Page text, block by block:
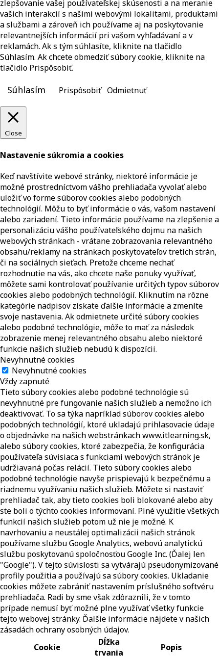
zlepšovanie vašej používateľskej skúsenosti a na meranie
vašich interakcií s našimi webovými lokalitami, produktami
a službami a zároveň ich používame aj na poskytovanie
relevantnejších informácií pri vašom vyhľadávaní a v
reklamách. Ak s tým súhlasíte, kliknite na tlačidlo
Súhlasím. Ak chcete obmedziť súbory cookie, kliknite na
tlačidlo Prispôsobiť.
Súhlasím Prispôsobiť Odmietnuť
Close
Nastavenie súkromia a cookies
Keď navštívite webové stránky, niektoré informácie je
možné prostredníctvom vášho prehliadača vyvolať alebo
uložiť vo forme súborov cookies alebo podobných
technológií. Môžu to byť informácie o vás, vašom nastavení
alebo zariadení. Tieto informácie používame na zlepšenie a
personalizáciu vášho používateľského dojmu na našich
webových stránkach - vrátane zobrazovania relevantného
obsahu/reklamy na stránkach poskytovateľov tretích strán,
či na sociálnych sieťach. Pretože chceme nechať
rozhodnutie na vás, ako chcete naše ponuky využívať,
môžete sami kontrolovať používanie určitých typov súborov
cookies alebo podobných technológií. Kliknutím na rôzne
kategórie nadpisov získate ďalšie informácie a zmeníte
svoje nastavenia. Ak odmietnete určité súbory cookies
alebo podobné technológie, môže to mať za následok
zobrazenie menej relevantného obsahu alebo niektoré
funkcie našich služieb nebudú k dispozícii.
Nevyhnutné cookies
Nevyhnutné cookies
Vždy zapnuté
Tieto súbory cookies alebo podobné technológie sú
nevyhnutné pre fungovanie našich služieb a nemožno ich
deaktivovať. To sa týka napríklad súborov cookies alebo
podobných technológií, ktoré ukladajú prihlasovacie údaje
o objednávke na našich webstránkach www.itlearning.sk,
alebo súbory cookies, ktoré zabezpečia, že konfigurácia
používateľa súvisiaca s funkciami webových stránok je
udržiavaná počas relácií. Tieto súbory cookies alebo
podobné technológie navyše prispievajú k bezpečnému a
riadnemu využívaniu našich služieb. Môžete si nastaviť
prehliadač tak, aby tieto cookies boli blokované alebo aby
ste boli o týchto cookies informovaní. Plné využitie všetkých
funkcií našich služieb potom už nie je možné. K
navrhovaniu a neustálej optimalizácii našich stránok
používame službu Google Analytics, webovú analytickú
službu poskytovanú spoločnosťou Google Inc. (Ďalej len
"Google"). V tejto súvislosti sa vytvárajú pseudonymizované
profily použitia a používajú sa súbory cookies. Ukladanie
cookies môžete zabrániť nastavením príslušného softvéru
prehliadača. Radi by sme však zdôraznili, že v tomto
prípade nemusí byť možné plne využívať všetky funkcie
tejto webovej stránky. Ďalšie informácie nájdete v našich
zásadách ochrany osobných údajov.
Cookie
Dĺžka
trvania
Popis